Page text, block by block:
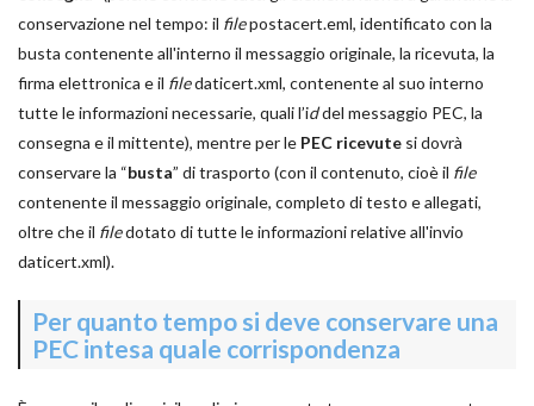
conservazione nel tempo: il filepostacert.eml, identificato con la
busta contenente all'interno il messaggio originale, la ricevuta, la
firma elettronica e il filedaticert.xml, contenente al suo interno
tutte le informazioni necessarie, quali l’iddel messaggio PEC, la
consegna e il mittente), mentre per le PEC ricevute si dovrà
conservare la “busta” di trasporto (con il contenuto, cioè il file
contenente il messaggio originale, completo di testo e allegati,
oltre che il filedotato di tutte le informazioni relative all'invio
daticert.xml).
Per quanto tempo si deve conservare una
PEC intesa quale corrispondenza